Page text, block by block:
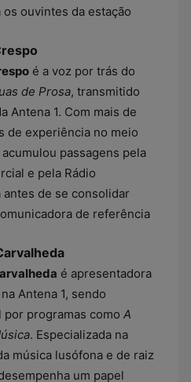
os ouvintes da estação
é a voz por trás do
de Prosa, transmitido
Antena 1. Com mais de
de experiência no meio
passagens pela
e pela Rádio
antes de se consolidar
de referência
é apresentadora
Antena 1, sendo
por programas como A
. Especializada na
música lusófona e de raiz
um papel